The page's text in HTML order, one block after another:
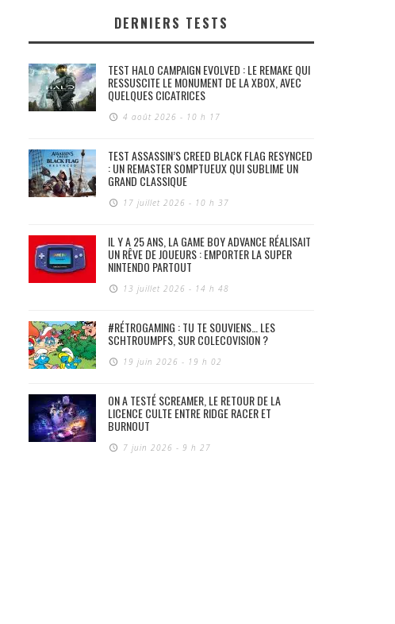
DERNIERS TESTS
TEST HALO CAMPAIGN EVOLVED : LE REMAKE QUI
RESSUSCITE LE MONUMENT DE LA XBOX, AVEC
QUELQUES CICATRICES
4 août 2026 - 10 h 17
TEST ASSASSIN’S CREED BLACK FLAG RESYNCED
: UN REMASTER SOMPTUEUX QUI SUBLIME UN
GRAND CLASSIQUE
17 juillet 2026 - 10 h 37
IL Y A 25 ANS, LA GAME BOY ADVANCE RÉALISAIT
UN RÊVE DE JOUEURS : EMPORTER LA SUPER
NINTENDO PARTOUT
13 juillet 2026 - 14 h 48
#RÉTROGAMING : TU TE SOUVIENS… LES
SCHTROUMPFS, SUR COLECOVISION ?
19 juin 2026 - 19 h 02
ON A TESTÉ SCREAMER, LE RETOUR DE LA
LICENCE CULTE ENTRE RIDGE RACER ET
BURNOUT
7 juin 2026 - 9 h 27